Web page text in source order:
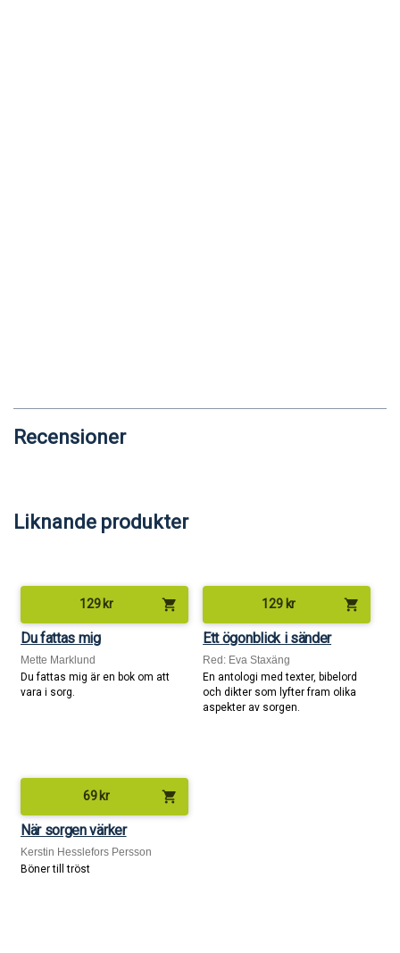
Recensioner
Liknande produkter
129 kr shopping_cart
Du fattas mig
Mette Marklund
Du fattas mig är en bok om att
vara i sorg.
129 kr shopping_cart
Ett ögonblick i sänder
Red: Eva Staxäng
En antologi med texter, bibelord
och dikter som lyfter fram olika
aspekter av sorgen.
69 kr shopping_cart
När sorgen värker
Kerstin Hesslefors Persson
Böner till tröst